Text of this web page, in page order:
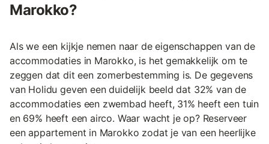
Marokko?
Als we een kijkje nemen naar de eigenschappen van de
accommodaties in Marokko, is het gemakkelijk om te
zeggen dat dit een zomerbestemming is. De gegevens
van Holidu geven een duidelijk beeld dat 32% van de
accommodaties een zwembad heeft, 31% heeft een tuin
en 69% heeft een airco. Waar wacht je op? Reserveer
een appartement in Marokko zodat je van een heerlijke